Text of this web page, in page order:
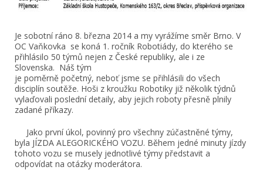
Je sobotní ráno 8. března 2014 a my vyrážíme směr Brno. V
OC Vaňkovka se koná 1. ročník Robotiády, do kterého se
přihlásilo 50 týmů nejen z České republiky, ale i ze
Slovenska. Náš tým
je poměrně početný, neboť jsme se přihlásili do všech
disciplín soutěže. Hoši z kroužku Robotiky již několik týdnů
vylaďovali poslední detaily, aby jejich roboty přesně plnily
zadané příkazy.
Jako první úkol, povinný pro všechny zúčastněné týmy,
byla JÍZDA ALEGORICKÉHO VOZU. Během jedné minuty jízdy
tohoto vozu se musely jednotlivé týmy představit a
odpovídat na otázky moderátora.